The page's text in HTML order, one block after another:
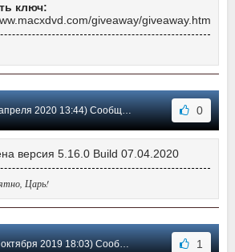
ключ:
giveaway/giveaway.htm
2020 13:44) Сообщение #5 0
версия 5.16.0 Build 07.04.2020
Царь!
2019 18:03) Сообщение #4 1